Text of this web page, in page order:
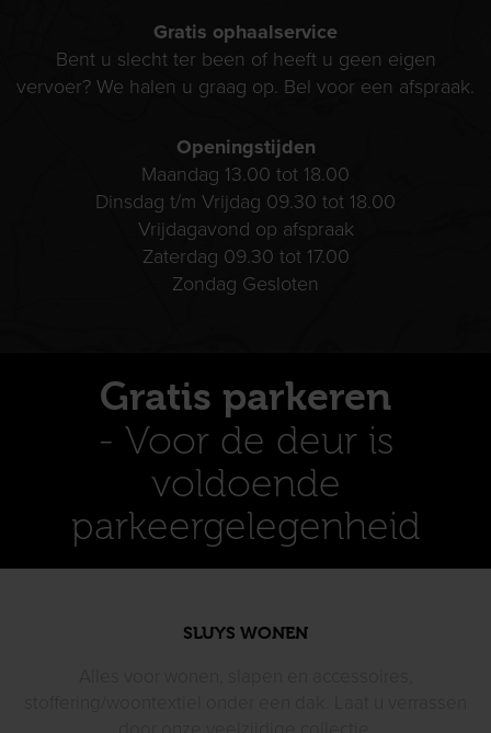
Gratis ophaalservice
Bent u slecht ter been of heeft u geen eigen
vervoer? We halen u graag op. Bel voor een afspraak.
Openingstijden
Maandag 13.00 tot 18.00
Dinsdag t/m Vrijdag 09.30 tot 18.00
Vrijdagavond op afspraak
Zaterdag 09.30 tot 17.00
Zondag Gesloten
Gratis parkeren
- Voor de deur is
voldoende
parkeergelegenheid
SLUYS WONEN